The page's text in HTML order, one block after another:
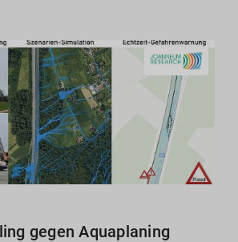
gegen Aquaplaning